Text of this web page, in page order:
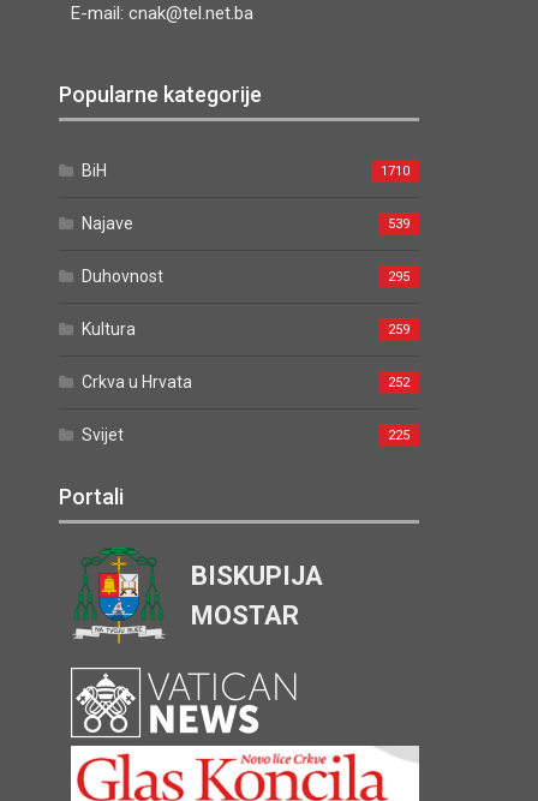
E-mail: cnak@tel.net.ba
Popularne kategorije
BiH 1710
Najave 539
Duhovnost 295
Kultura 259
Crkva u Hrvata 252
Svijet 225
Portali
BISKUPIJA
MOSTAR